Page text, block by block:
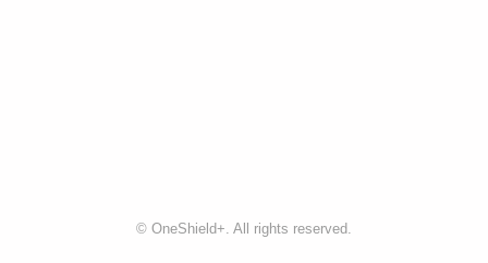
© OneShield+. All rights reserved.